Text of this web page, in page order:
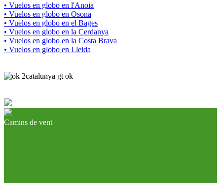
• Vuelos en globo en l'Anoia
• Vuelos en globo en Osona
• Vuelos en globo en el Bages
• Vuelos en globo en la Cerdanya
• Vuelos en globo en la Costa Brava
• Vuelos en globo en Lleida
Camins de vent